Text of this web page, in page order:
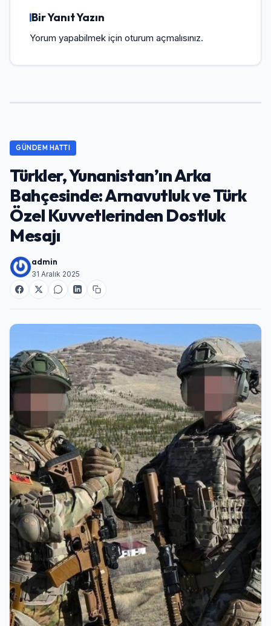
Bir Yanıt Yazın
Yorum yapabilmek için oturum açmalısınız.
GÜNDEM HATTI
Türkler, Yunanistan’ın Arka
Bahçesinde: Arnavutluk ve Türk
Özel Kuvvetlerinden Dostluk
Mesajı
admin
31 Aralık 2025